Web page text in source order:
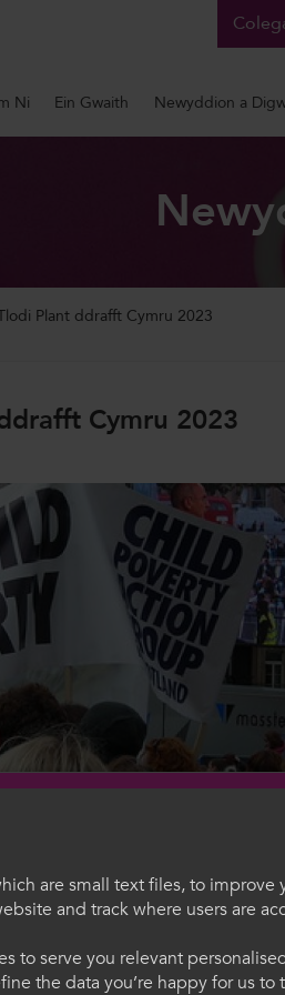
Ni Ein Gwaith Newyddion a
Plant ddrafft Cymru 2023
Cymru 2023
yn cefnogi'r pum
are small text files, to
and track where users are
to serve you relevant
the data you’re happy for us